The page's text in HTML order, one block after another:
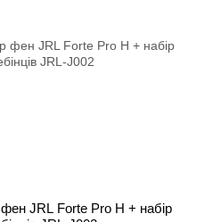
фен JRL Forte Pro H + набір